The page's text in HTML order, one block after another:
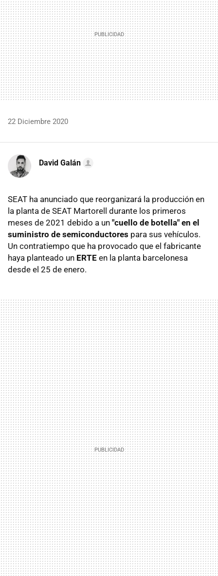
22 Diciembre 2020
David Galán
SEAT ha anunciado que reorganizará la producción en
la planta de SEAT Martorell durante los primeros
meses de 2021 debido a un "cuello de botella" en el
suministro de semiconductores para sus vehículos.
Un contratiempo que ha provocado que el fabricante
haya planteado un ERTE en la planta barcelonesa
desde el 25 de enero.